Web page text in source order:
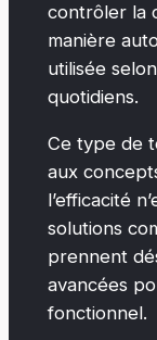
contrôler la
manière
utilisée
quotidiens.
Ce type de
aux
l’efficacité
solutions
prennent
avancées
fonctionnel.